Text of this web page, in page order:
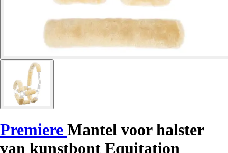
Premiere Mantel voor halster
van kunstbont Equitation